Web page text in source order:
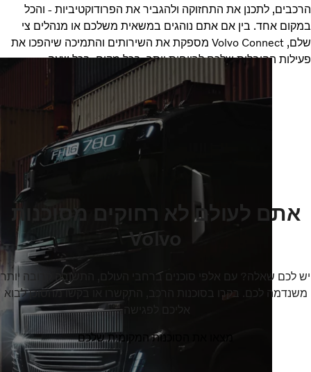
לתכנן את התחזוקה ולהגביר את הפרודוקטיביות - והכל
אחד. בין אם אתם נוהגים במשאית משלכם או מנהלים צי
שלם, Volvo Connect מספקת את השירותים והתמיכה שיהפכו את
ההובלות שלכם לרווחית יותר. בכל מקום, בכל שעה.
גלו את Volvo Connect
היכנסו אל Volvo Connect
אתם לעולם לא רחוקים מסוכנות
Volvo
לכם שאלה? עם אלפי סוכנים ברחבי העולם, התשובה קרובה יותר
לכם. בקרו בסוכנות הרכב, התקשרו או בקשו מהסוכן לבוא
אליכם לפגישה.
מצאו את הסוכנות המקומית שלכם